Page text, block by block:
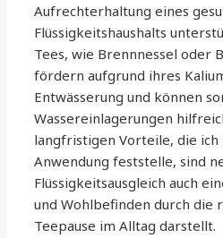
Aufrechterhaltung eines
Flüssigkeitshaushalts
Tees, wie Brennnessel oder
fördern aufgrund ihres
Entwässerung und können
Wassereinlagerungen
langfristigen Vorteile, die
Anwendung feststelle, sind
Flüssigkeitsausgleich auch
und Wohlbefinden durch die
Teepause im Alltag darstellt.